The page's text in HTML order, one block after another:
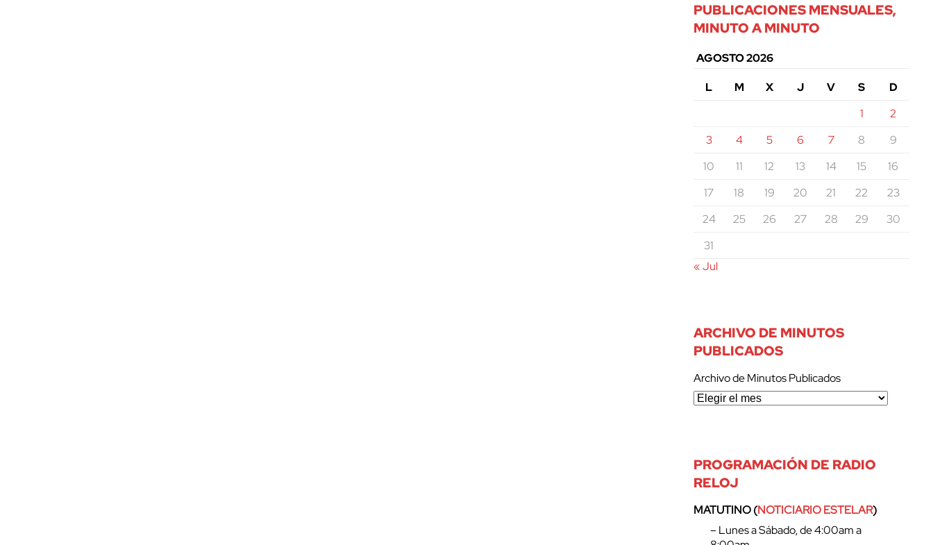
PUBLICACIONES MENSUALES,
MINUTO A MINUTO
AGOSTO 2026
L
M X J V S
D
1
2
3
4 5 6 7 8
9
10
11 12 13 14 15
16
17
18 19 20 21 22
23
24
25 26 27 28 29
30
31
« Jul
ARCHIVO DE MINUTOS
PUBLICADOS
Archivo de Minutos Publicados
PROGRAMACIÓN DE RADIO
RELOJ
MATUTINO (NOTICIARIO ESTELAR)
– Lunes a Sábado, de 4:00am a